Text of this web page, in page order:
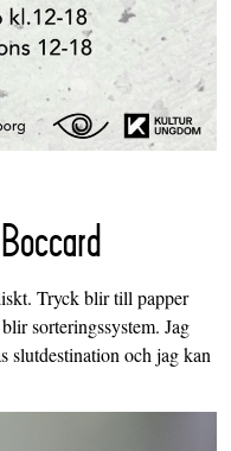
Tryck blir till papper
sorteringssystem. Jag
slutdestination och jag kan